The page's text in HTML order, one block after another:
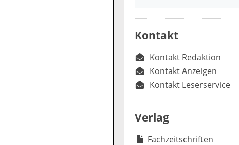
Kontakt
Kontakt Redaktion
Kontakt Anzeigen
Kontakt Leserservice
Verlag
Fachzeitschriften